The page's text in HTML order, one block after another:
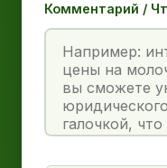
Комментарий /